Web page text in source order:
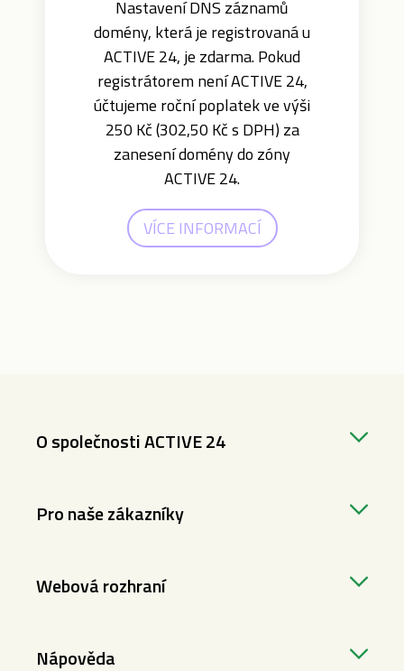
Nastavení DNS záznamů
domény, která je registrovaná u
ACTIVE 24, je zdarma. Pokud
registrátorem není ACTIVE 24,
účtujeme roční poplatek ve výši
250 Kč (302,50 Kč s DPH) za
zanesení domény do zóny
ACTIVE 24.
VÍCE INFORMACÍ
O společnosti ACTIVE 24
Pro naše zákazníky
Webová rozhraní
Nápověda